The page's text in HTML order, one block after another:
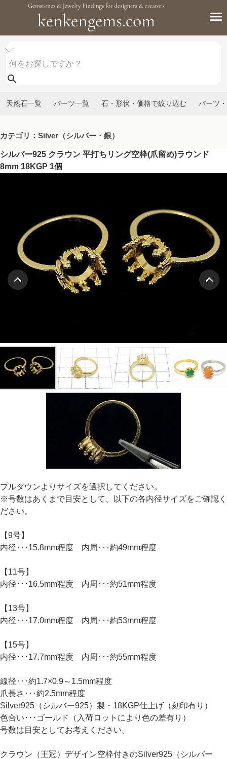
天然石一覧 パーツ一覧 石・形状・価格で絞り込む パーツ
カテゴリ：Silver（シルバー・銀）
シルバー925 クラウン 平打ちリング空枠(爪留め)ラウンド
8mm 18KGP 1個
プルダウンよりサイズを選択してください。
※号数はあくまで目安として、以下の各内径サイズをご確認く
ださい。
【9号】
内径･･･15.8mm程度 内周･･･約49mm程度
【11号】
内径･･･16.5mm程度 内周･･･約51mm程度
【13号】
内径･･･17.0mm程度 内周･･･約53mm程度
【15号】
内径･･･17.7mm程度 内周･･･約55mm程度
線径･･･約1.7×0.9～1.5mm程度
爪長さ･･･約2.5mm程度
Silver925（シルバー925）製・18KGP仕上げ（刻印有り）
色合い･･･ゴールド（入荷ロットにより色の差有り）
号数は目安としてお考えください。
クラウン（王冠）デザイン空枠付きのSilver925（シルバー